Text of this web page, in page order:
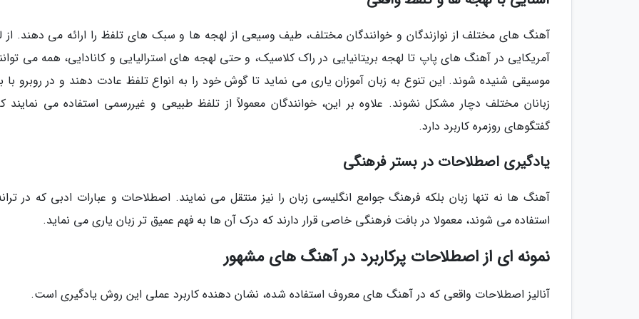
آهنگ های مختلف از نوازندگان و خوانندگان مختلف، طیف وسیعی از لهجه ها و سبک های تلفظ را ارائه می دهند. از
آمریکایی در آهنگ های پاپ تا لهجه بریتانیایی در راک کلاسیک، و حتی لهجه های استرالیایی و کانادایی، همه می
موسیقی شنیده شوند. این تنوع به زبان آموزان یاری می نماید تا گوش خود را به انواع تلفظ عادت دهند و در روبرو با
زبانان مختلف دچار مشکل نشوند. علاوه بر این، خوانندگان معمولاً از تلفظ طبیعی و غیررسمی استفاده می نمایند
گفتگوهای روزمره کاربرد دارد.
یادگیری اصطلاحات در بستر فرهنگی
آهنگ ها نه تنها زبان بلکه فرهنگ جوامع انگلیسی زبان را نیز منتقل می نمایند. اصطلاحات و عبارات ادبی که در
استفاده می شوند، معمولا در بافت فرهنگی خاصی قرار دارند که درک آن ها به فهم عمیق تر زبان یاری می نماید.
نمونه ای از اصطلاحات پرکاربرد در آهنگ های مشهور
آنالیز اصطلاحات واقعی که در آهنگ های معروف استفاده شده، نشان دهنده کاربرد عملی این روش یادگیری است.